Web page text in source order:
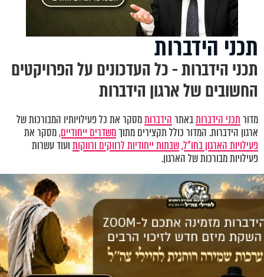
תכני הידברות
תכני הידברות - כל העדכונים על הפרויקטים
החשובים של ארגון הידברות
מדורתכני הידברותבאתרהידברותמסקר את כל פעילויותיו המבורכות של
ארגון הידברות. המדור כולל תקצירים מתוךמשדרים ייחודיים,מסקר את
פעילויות הארגון בחו"ל,שבתות ייחודיות לרווקים ורווקותועוד עשרות
פעילויות מבורכות של הארגון.